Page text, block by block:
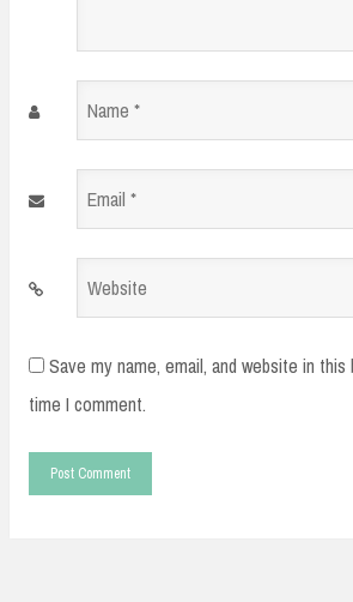
Name
Email
Website
Save my name, email, and website in
time I comment.